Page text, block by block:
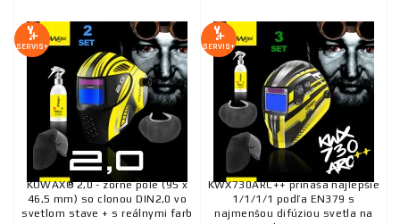
SERVIS+
KOWAX® 2,0 - zorné pole (95 x
46,5 mm) so clonou DIN2,0 vo
svetlom stave + s reálnymi farb
SERVIS+
KWX730ARC++ prináša najlepšie
1/1/1/1 podľa EN379 s
najmenšou difúziou svetla na